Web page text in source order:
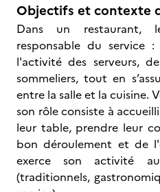
Objectifs et contexte
Dans un restaurant,
responsable du service
l'activité des serveurs,
sommeliers, tout en
entre la salle et la cuisine.
son rôle consiste à
leur table, prendre leur
bon déroulement et de
exerce son activité
(traditionnels,